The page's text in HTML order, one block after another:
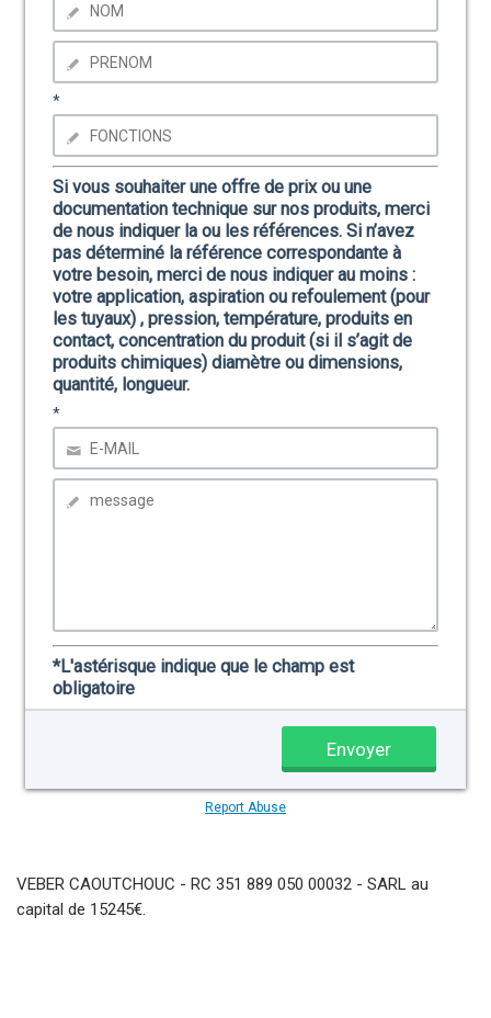
VEBER CAOUTCHOUC - RC 351 889 050 00032 - SARL au
capital de 15245€.